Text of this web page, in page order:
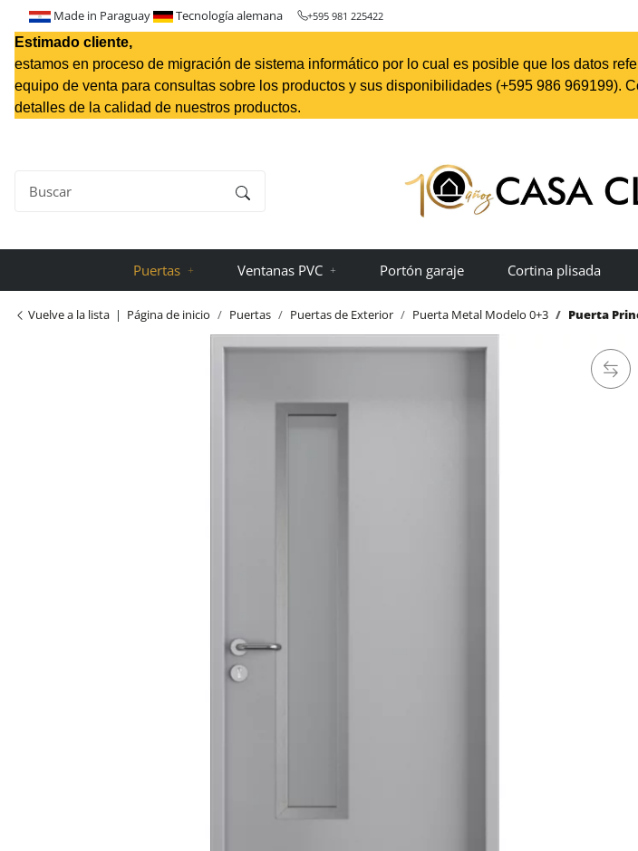
+595 981 225422
Made in Paraguay Tecnología alemana
Estimado cliente,
estamos en proceso de migración de sistema informático por lo cual es posible que los datos
equipo de venta para consultas sobre los productos y sus disponibilidades (+595 986 969199).
detalles de la calidad de nuestros productos.
Puertas Ventanas PVC Portón garaje Cortina plisada
Vuelve a la lista Página de inicio Puertas Puertas de Exterior Puerta Metal Modelo 0+3 Puerta